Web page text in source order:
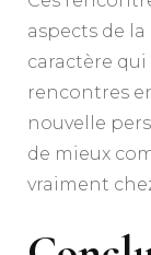
aspects de
caractère
rencontres
nouvelle
de mieux
vraiment